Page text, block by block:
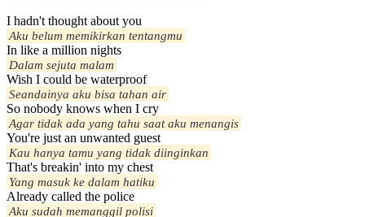
I hadn't thought about you
Aku belum memikirkan tentangmu
In like a million nights
Dalam sejuta malam
Wish I could be waterproof
Seandainya aku bisa tahan air
So nobody knows when I cry
Agar tidak ada yang tahu saat aku menangis
You're just an unwanted guest
Kau hanya tamu yang tidak diinginkan
That's breakin' into my chest
Yang masuk ke dalam hatiku
Already called the police
Aku sudah memanggil polisi